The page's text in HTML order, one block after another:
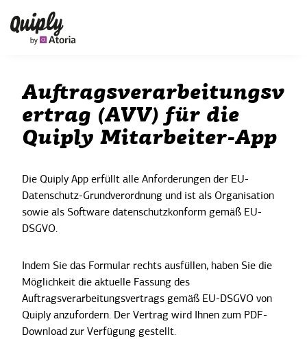
Auftragsverarbeitungsv
ertrag (AVV) für die
Quiply Mitarbeiter-App
Die Quiply App erfüllt alle Anforderungen der EU-
Datenschutz-Grundverordnung und ist als Organisation
sowie als Software datenschutzkonform gemäß EU-
DSGVO.
Indem Sie das Formular rechts ausfüllen, haben Sie die
Möglichkeit die aktuelle Fassung des
Auftragsverarbeitungsvertrags gemäß EU-DSGVO von
Quiply anzufordern. Der Vertrag wird Ihnen zum PDF-
Download zur Verfügung gestellt.